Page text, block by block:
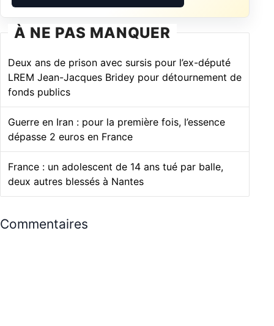
À NE PAS MANQUER
Deux ans de prison avec sursis pour l’ex-député
LREM Jean-Jacques Bridey pour détournement de
fonds publics
Guerre en Iran : pour la première fois, l’essence
dépasse 2 euros en France
France : un adolescent de 14 ans tué par balle,
deux autres blessés à Nantes
Commentaires